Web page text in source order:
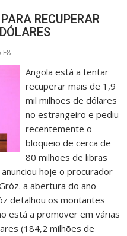
RECUPERAR
F8
Angola está a tentar
recuperar mais de 1,9
mil milhões de dólares
no estrangeiro e pediu
recentemente o
bloqueio de cerca de
80 milhões de libras
hoje o procurador-
a abertura do ano
detalhou os montantes
está a promover em várias
(184,2 milhões de